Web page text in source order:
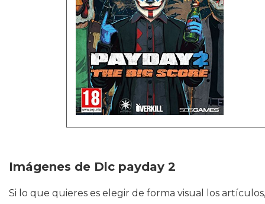
Imágenes de Dlc payday 2
Si lo que quieres es elegir de forma visual los